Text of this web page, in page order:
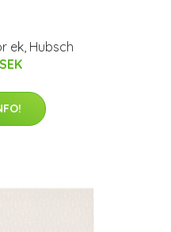
ek, Hubsch